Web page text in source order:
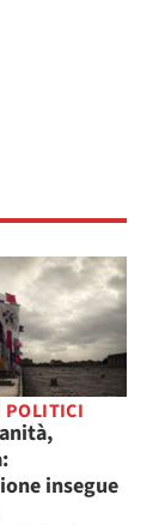
POLITICI
insegue